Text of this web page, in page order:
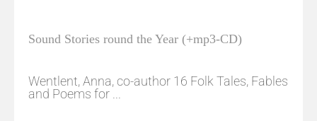
Sound Stories round the Year (+mp3-CD)
Wentlent, Anna, co-author 16 Folk Tales, Fables
and Poems for ...